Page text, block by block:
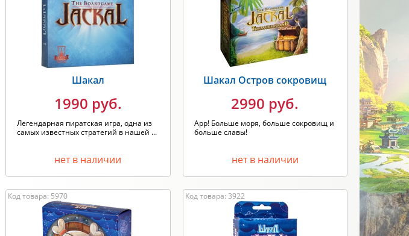
Хит продаж Скидки ПРИМЕНИТЬ
Шакал
1990 руб.
Легендарная пиратская игра, одна из
самых известных стратегий в нашей ...
нет в наличии
Шакал Остров сокровищ
2990 руб.
Арр! Больше моря, больше сокровищ и
больше славы!
нет в наличии
Код товара: 5970 Код товара: 3922